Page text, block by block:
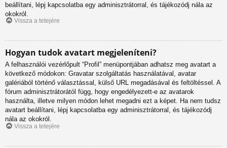
beállítani, lépj kapcsolatba egy adminisztrátorral, és tájékozódj nála az
okokról.
Vissza a tetejére
Hogyan tudok avatart megjeleníteni?
A felhasználói vezérlőpult “Profil” menüpontjában adhatsz meg avatart a
következő módokon: Gravatar szolgáltatás használatával, avatar
galériából történő választással, külső URL megadásával és feltöltéssel. A
fórum adminisztrátorától függ, hogy engedélyezett-e az avatarok
használta, illetve milyen módon lehet megadni ezt a képet. Ha nem tudsz
avatart beállítani, lépj kapcsolatba egy adminisztrátorral, és tájékozódj
nála az okokról.
Vissza a tetejére